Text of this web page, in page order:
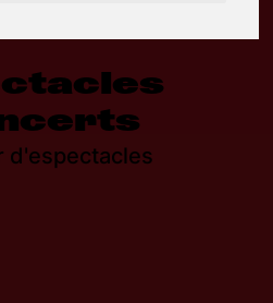
d'espectacles